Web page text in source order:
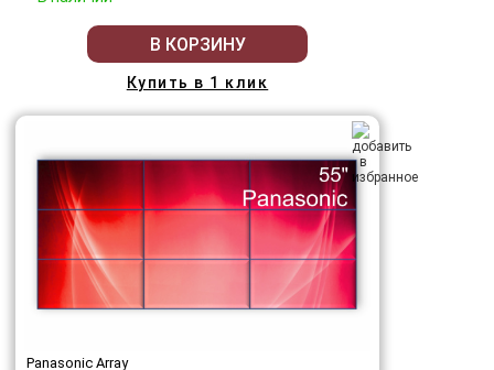
В КОРЗИНУ
Купить в 1 клик
Panasonic Array